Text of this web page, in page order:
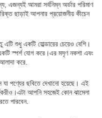
এজন্যই আমরা সর্বনিম্ন অর্ডার পরিমাণ
ছাড়াই আপনার প্রয়োজনীয় কীচেন
এটি শুধু একটি হোল্ডারের চেয়েও বেশি।
স্পর্শ যোগ করে।এর মসৃণ নকশা এবং
করে.
পণ্যের ছবিতে দেখানো হয়েছে। এই
আপনি সহজেই কোন ঝামেলা
পারবেন.